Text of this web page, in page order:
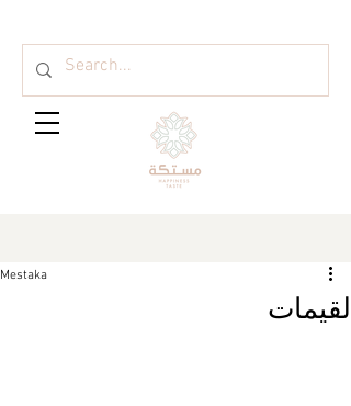
لقيمات
Mestaka